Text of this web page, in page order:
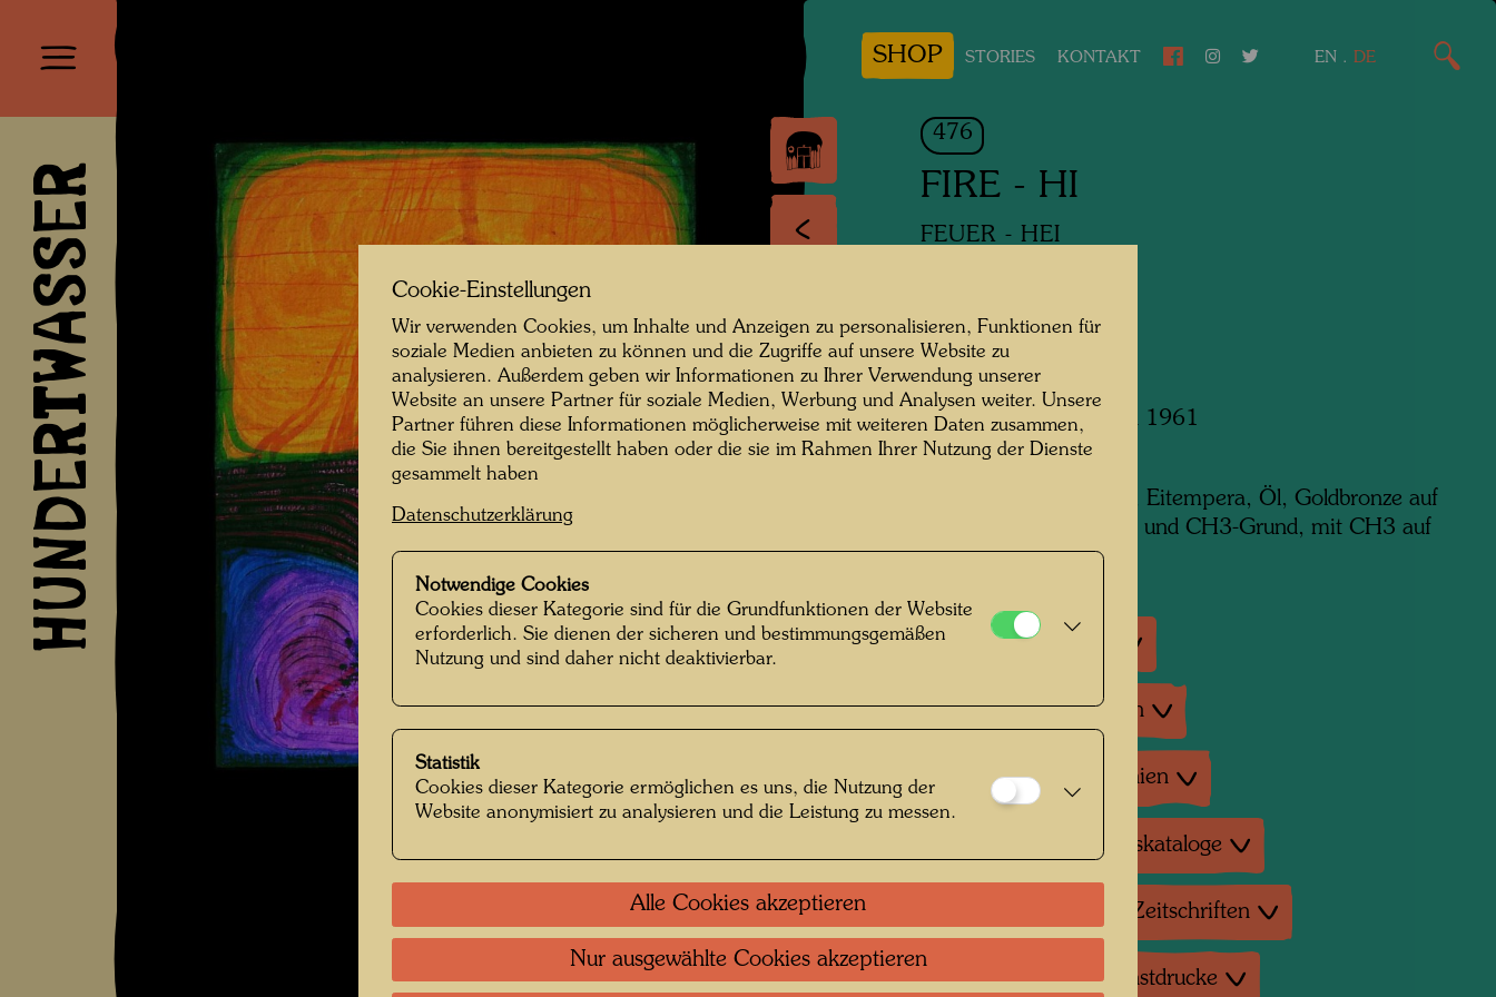
HUNDERTWASSER
SHOP STORIES KONTAKT EN . DE
476
FIRE - HI
FEUER - HEI
1961
Paintet at Nara, March 1961
530 mm x 410 mm
Mixed media: Aquarell, Eitempera, Öl, Goldbronze auf
Reispapier mit Kreide- und CH3-Grund, mit CH3 auf
Jute geklebt
Einzelausstellungen
Gruppenausstellungen
Literatur: Monographien
Literatur: Ausstellungskataloge
Literatur: Magazine, Zeitschriften
Reproduktionen, Kunstdrucke
Cookie-Einstellungen
Wir verwenden Cookies, um Inhalte und Anzeigen zu personalisieren, Funktionen für
soziale Medien anbieten zu können und die Zugriffe auf unsere Website zu
analysieren. Außerdem geben wir Informationen zu Ihrer Verwendung unserer
Website an unsere Partner für soziale Medien, Werbung und Analysen weiter. Unsere
Partner führen diese Informationen möglicherweise mit weiteren Daten zusammen,
die Sie ihnen bereitgestellt haben oder die sie im Rahmen Ihrer Nutzung der Dienste
gesammelt haben
Datenschutzerklärung
Notwendige Cookies
Cookies dieser Kategorie sind für die Grundfunktionen der Website
erforderlich. Sie dienen der sicheren und bestimmungsgemäßen
Nutzung und sind daher nicht deaktivierbar.
Statistik
Cookies dieser Kategorie ermöglichen es uns, die Nutzung der
Website anonymisiert zu analysieren und die Leistung zu messen.
Alle Cookies akzeptieren
Nur ausgewählte Cookies akzeptieren